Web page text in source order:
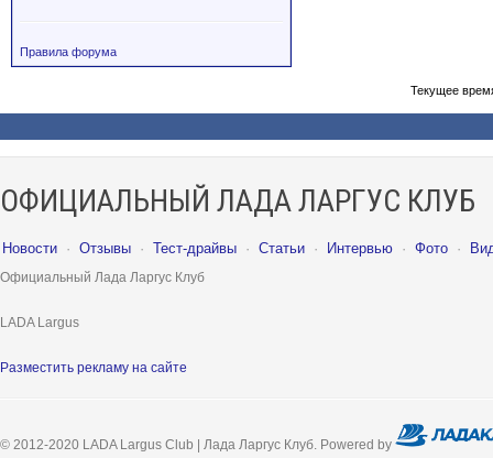
Правила форума
Текущее
ОФИЦИАЛЬНЫЙ ЛАДА ЛАРГУС КЛУБ
Новости · Отзывы · Тест-драйвы · Статьи · Интервью · Фото ·
Официальный Лада Ларгус Клуб
LADA Largus
Разместить рекламу на сайте
© 2012-2020 LADA Largus Club | Лада Ларгус Клуб. Powered by